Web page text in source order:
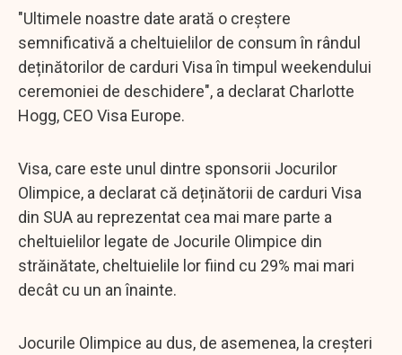
"Ultimele noastre date arată o creștere
semnificativă a cheltuielilor de consum în rândul
deținătorilor de carduri Visa în timpul weekendului
ceremoniei de deschidere", a declarat Charlotte
Hogg, CEO Visa Europe.
Visa, care este unul dintre sponsorii Jocurilor
Olimpice, a declarat că deținătorii de carduri Visa
din SUA au reprezentat cea mai mare parte a
cheltuielilor legate de Jocurile Olimpice din
străinătate, cheltuielile lor fiind cu 29% mai mari
decât cu un an înainte.
Jocurile Olimpice au dus, de asemenea, la creșteri